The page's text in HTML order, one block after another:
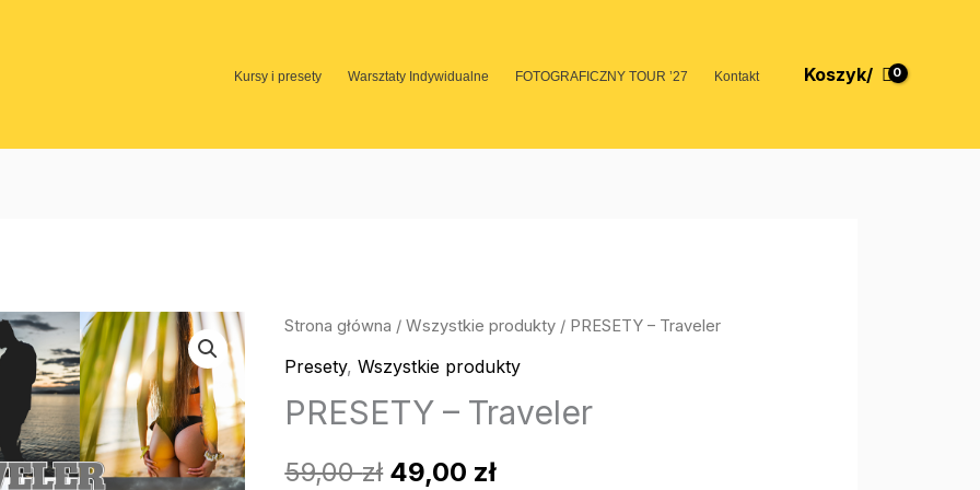
Kursy i presety Warsztaty Indywidualne FOTOGRAFICZNY TOUR ’27 Kontakt Koszyk/
Strona główna /Wszystkie produkty / PRESETY – Traveler
Presety,Wszystkie produkty
PRESETY – Traveler
59,00zł
Pierwotna
cena
wynosiła:
59,00 zł.
49,00 zł
Aktualna
cena
wynosi:
49,00 zł.
ilość
PRESETY
Traveler